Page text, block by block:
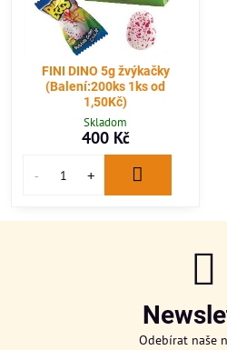
FINI DINO 5g žvýkačky
(Balení:200ks 1ks od
1,50Kč)
Skladom
400 Kč
Odebírat naše